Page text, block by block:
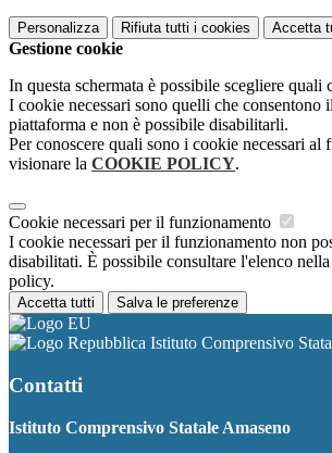
Personalizza Rifiuta tutti i cookies Accetta
Gestione cookie
In questa schermata è possibile scegliere quali
I cookie necessari sono quelli che consentono
piattaforma e non è possibile disabilitarli.
Per conoscere quali sono i cookie necessari al
visionare la COOKIE POLICY.
Cookie necessari per il funzionamento
I cookie necessari per il funzionamento non
disabilitati. È possibile consultare l'elenco
policy.
Accetta tutti Salva le preferenze
Istituto Comprensivo
Contatti
Istituto Comprensivo Statale Amaseno